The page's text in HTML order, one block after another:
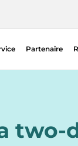
Partenaire
two-